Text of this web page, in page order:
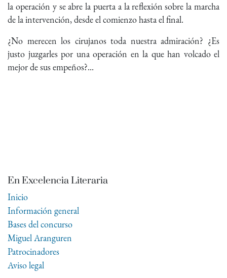
la operación y se abre la puerta a la reflexión sobre la marcha
de la intervención, desde el comienzo hasta el final.
¿No merecen los cirujanos toda nuestra admiración? ¿Es
justo juzgarles por una operación en la que han volcado el
mejor de sus empeños?...
En Excelencia Literaria
Inicio
Información general
Bases del concurso
Miguel Aranguren
Patrocinadores
Aviso legal